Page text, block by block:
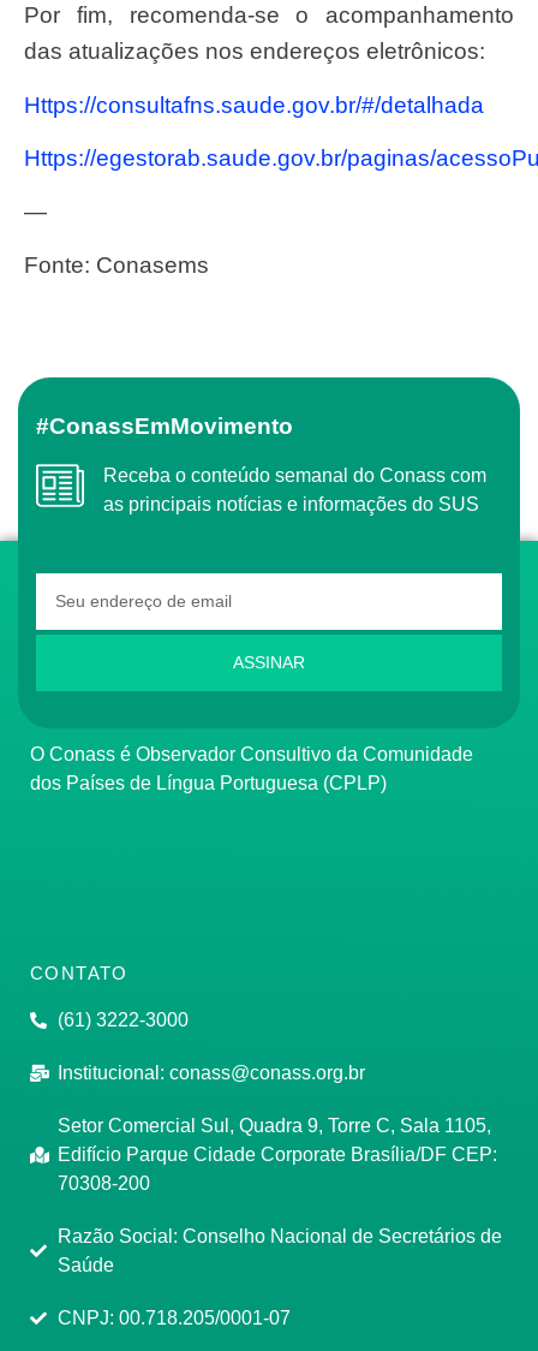
Por fim, recomenda-se o acompanhamento
das atualizações nos endereços eletrônicos:
https://consultafns.saude.gov.br/#/detalhada
https://egestorab.saude.gov.br/paginas/
—
Fonte: Conasems
#ConassEmMovimento
Receba o conteúdo semanal do Conass com
as principais notícias e informações do SUS
ASSINAR
O Conass é Observador Consultivo da Comunidade
dos Países de Língua Portuguesa (CPLP)
CONTATO
(61) 3222-3000
Institucional: conass@conass.org.br
Setor Comercial Sul, Quadra 9, Torre C, Sala 1105,
Edifício Parque Cidade Corporate Brasília/DF CEP:
70308-200
Razão Social: Conselho Nacional de Secretários de
Saúde
CNPJ: 00.718.205/0001-07